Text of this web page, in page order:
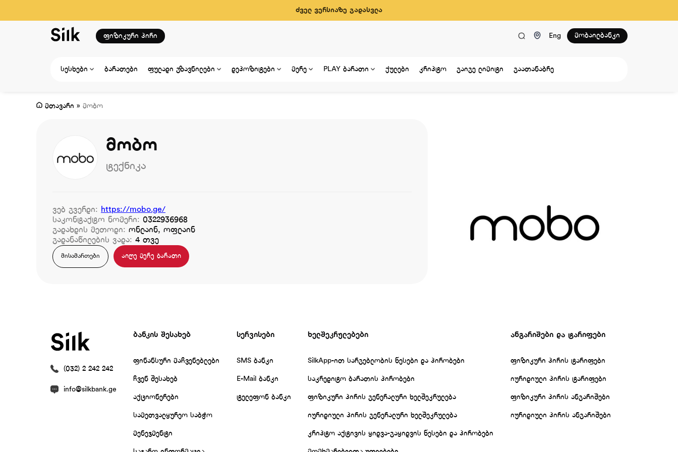
ძველ ვერსიაზე გადასვლა
ფიზიკური პირი Eng მობაილბანკი
სესხები ბარათები ფულადი გზავნილები დეპოზიტები მერე PLAY ბარათი ქულები კრიპტო გაიგე ლიმიტი გაათანაბრე
მთავარი » მობო
მობო
ტექნიკა
ვებ გვერდი: https://mobo.ge/
საკონტაქტო ნომერი: 0322936968
გადახდის მეთოდი: ონლაინ, ოფლაინ
გადანაწილების ვადა: 4 თვე
მისამართები აიღე მერე ბარათი
(032) 2 242 242
info@silkbank.ge
ბანკის შესახებ
ფინანსური მაჩვენებლები
ჩვენ შესახებ
აქციონერები
სამეთვალყურეო საბჭო
მენეჯმენტი
სერვისები
SMS ბანკი
E-Mail ბანკი
ტელეფონ ბანკი
ხელშეკრულებები
SilkApp-ით სარგებლობის წესები და პირობები
საკრედიტო ბარათის პირობები
ფიზიკური პირის გენერალური ხელშეკრულება
იურიდიული პირის გენერალური ხელშეკრულება
კრიპტო აქტივის ყიდვა-გაყიდვის წესები და პირობები
ანგარიშები და ტარიფები
ფიზიკური პირის ტარიფები
იურიდიული პირის ტარიფები
ფიზიკური პირის ანგარიშები
იურიდიული პირის ანგარიშები